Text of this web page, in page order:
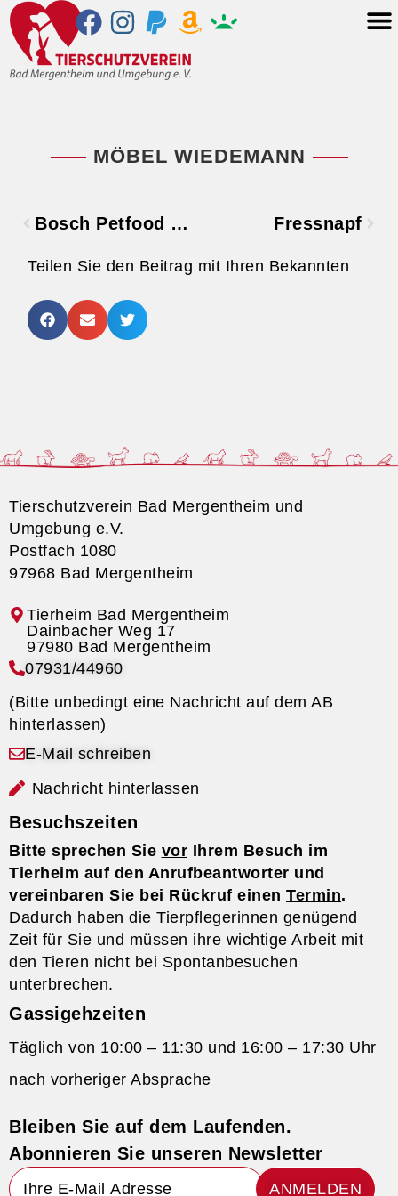
MÖBEL WIEDEMANN
Bosch Petfood Concept Fressnapf
Teilen Sie den Beitrag mit Ihren Bekannten
Tierschutzverein Bad Mergentheim und
Umgebung e.V.
Postfach 1080
97968 Bad Mergentheim
Tierheim Bad Mergentheim
07931/44960
(Bitte unbedingt eine Nachricht auf dem AB
hinterlassen)
E-Mail schreiben
Nachricht hinterlassen
Besuchszeiten
Bitte sprechen Sie vor Ihrem Besuch im
Tierheim auf den Anrufbeantworter und
vereinbaren Sie bei Rückruf einen Termin.
Dadurch haben die Tierpflegerinnen genügend
Zeit für Sie und müssen ihre wichtige Arbeit mit
den Tieren nicht bei Spontanbesuchen
unterbrechen.
Gassigehzeiten
Täglich von 10:00 – 11:30 und 16:00 – 17:30 Uhr
nach vorheriger Absprache
Bleiben Sie auf dem Laufenden.
Abonnieren Sie unseren Newsletter
ANMELDEN